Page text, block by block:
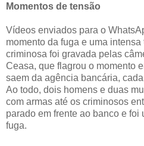
Momentos de tensão
Vídeos enviados para o
momento da fuga e uma
criminosa foi gravada pelas
Ceasa, que flagrou o momento
saem da agência bancária,
Ao todo, dois homens e duas
com armas até os criminosos
parado em frente ao banco e foi
fuga.